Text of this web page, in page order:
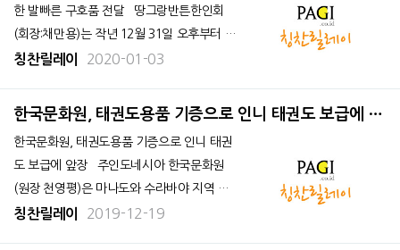
한 발빠른 구호품 전달 땅그랑반튼한인회
(회장:채만용)는 작년 12월 31일 오후부터 1
일 새벽까지 내린 폭우와 홍수로 인한 피해지
밝혔다. 갑자기 쏟아진 비로 인해 미처 대피
칭찬릴레이 2020-01-03
한국문화원, 태권도용품 기증으로 인니 태권도 보급에 앞
장
한국문화원, 태권도용품 기증으로 인니 태권
도 보급에 앞장 주인도네시아 한국문화원
(원장 천영평)은 마나도와 수라바야 지역 방
문을 계기로, 국기원과 공동으로 지역 태권도
칭찬릴레이 2019-12-19